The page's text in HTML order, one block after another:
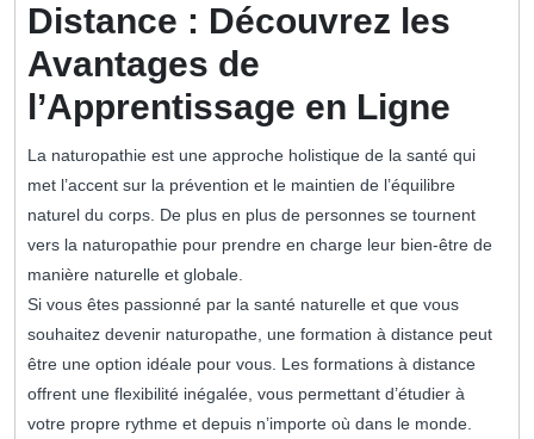
Distance : Découvrez les
Avantages de
l’Apprentissage en Ligne
La naturopathie est une approche holistique de la santé qui
met l’accent sur la prévention et le maintien de l’équilibre
naturel du corps. De plus en plus de personnes se tournent
vers la naturopathie pour prendre en charge leur bien-être de
manière naturelle et globale.
Si vous êtes passionné par la santé naturelle et que vous
souhaitez devenir naturopathe, une formation à distance peut
être une option idéale pour vous. Les formations à distance
offrent une flexibilité inégalée, vous permettant d’étudier à
votre propre rythme et depuis n’importe où dans le monde.